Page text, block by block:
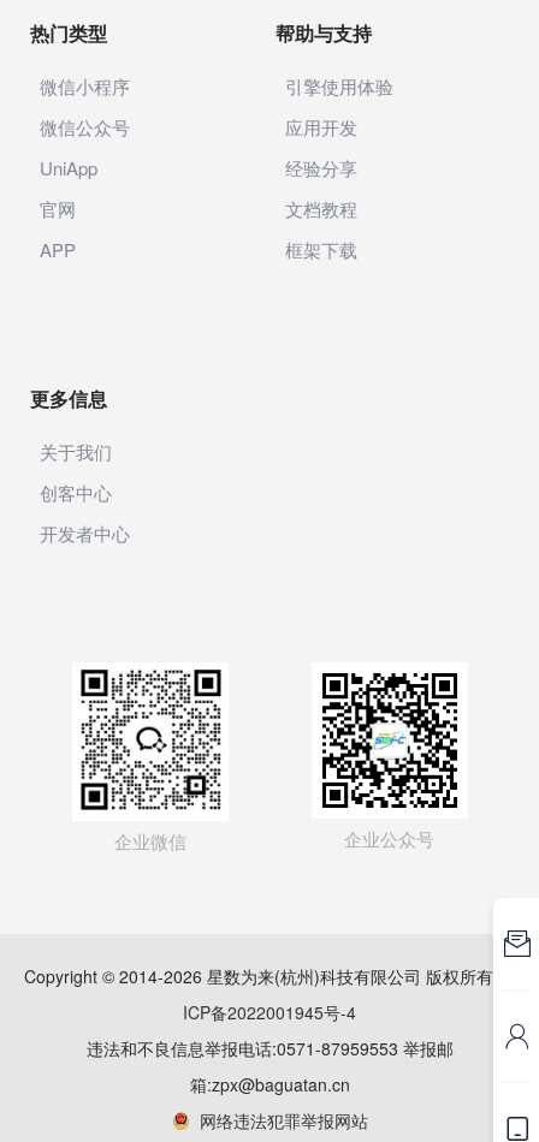
热门类型
微信小程序
微信公众号
UniApp
官网
APP
帮助与支持
引擎使用体验
应用开发
经验分享
文档教程
框架下载
更多信息
关于我们
创客中心
开发者中心
企业微信 企业公众号
Copyright © 2014-2026 星数为来(杭州)科技有限公司 版权所有
ICP备2022001945号-4
违法和不良信息举报电话:0571-87959553 举报邮
箱:zpx@baguatan.cn
网络违法犯罪举报网站


